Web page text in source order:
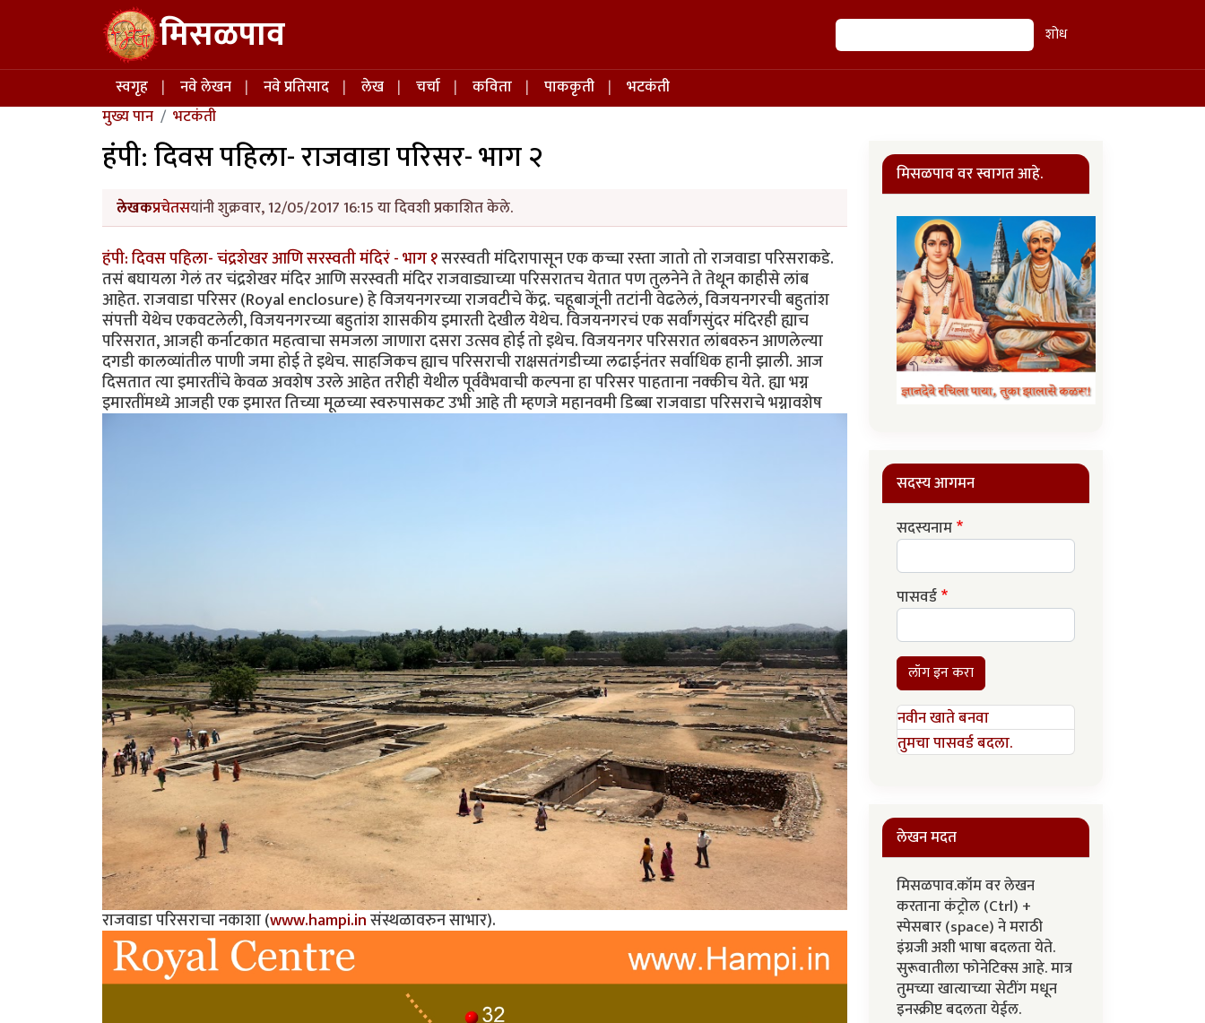
Skip to main content मिसळपाव शोध शोध
Main navigation
स्वगृह नवे लेखन नवे प्रतिसाद लेख चर्चा कविता पाककृती
भटकंती
मुख्य पान
भटकंती
हंपी: दिवस पहिला- राजवाडा परिसर- भाग २
लेखकप्रचेतसयांनी शुक्रवार, 12/05/2017 16:15 या दिवशी प्रकाशित केले.
हंपी: दिवस पहिला- चंद्रशेखर आणि सरस्वती मंदिरं - भाग १सरस्वती मंदिरापासून एक कच्चा रस्ता जातो तो राजवाडा परिसराकडे.
तसं बघायला गेलं तर चंद्रशेखर मंदिर आणि सरस्वती मंदिर राजवाड्याच्या परिसरातच येतात पण तुलनेने ते तेथून काहीसे लांब
आहेत. राजवाडा परिसर (Royal enclosure) हे विजयनगरच्या राजवटीचे केंद्र. चहूबाजूंनी तटांनी वेढलेलं, विजयनगरची बहुतांश
संपत्ती येथेच एकवटलेली, विजयनगरच्या बहुतांश शासकीय इमारती देखील येथेच. विजयनगरचं एक सर्वांगसुंदर मंदिरही ह्याच
परिसरात, आजही कर्नाटकात महत्वाचा समजला जाणारा दसरा उत्सव होई तो इथेच. विजयनगर परिसरात लांबवरुन आणलेल्या
दगडी कालव्यांतील पाणी जमा होई ते इथेच. साहजिकच ह्याच परिसराची राक्षसतंगडीच्या लढाईनंतर सर्वाधिक हानी झाली. आज
दिसतात त्या इमारतींचे केवळ अवशेष उरले आहेत तरीही येथील पूर्ववैभवाची कल्पना हा परिसर पाहताना नक्कीच येते. ह्या भग्न
इमारतींमध्ये आजही एक इमारत तिच्या मूळच्या स्वरुपासकट उभी आहे ती म्हणजे महानवमी डिब्बा राजवाडा परिसराचे भग्नावशेष
राजवाडा परिसराचा नकाशा (www.hampi.inसंस्थळावरुन साभार).
मिसळपाव वर स्वागत आहे.
सदस्य आगमन
सदस्यनाम
पासवर्ड
लॉग इन करा
नवीन खाते बनवा
तुमचा पासवर्ड बदला.
लेखन मदत
मिसळपाव.कॉम वर लेखन
करताना कंट्रोल (Ctrl) +
स्पेसबार (space) ने मराठी
इंग्रजी अशी भाषा बदलता येते.
सुरूवातीला फोनेटिक्स आहे. मात्र
तुमच्या खात्याच्या सेटींग मधून
इनस्क्रीप्ट बदलता येईल.